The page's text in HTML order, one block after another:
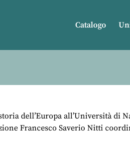
Catalogo
dell’Europa all’Università di
Francesco Saverio Nitti